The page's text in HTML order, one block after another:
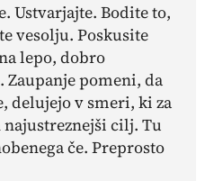
Ustvarjajte. Bodite to,
vesolju. Poskusite
lepo, dobro
pomeni, da
delujejo v smeri, ki za
cilj. Tu
če. Preprosto